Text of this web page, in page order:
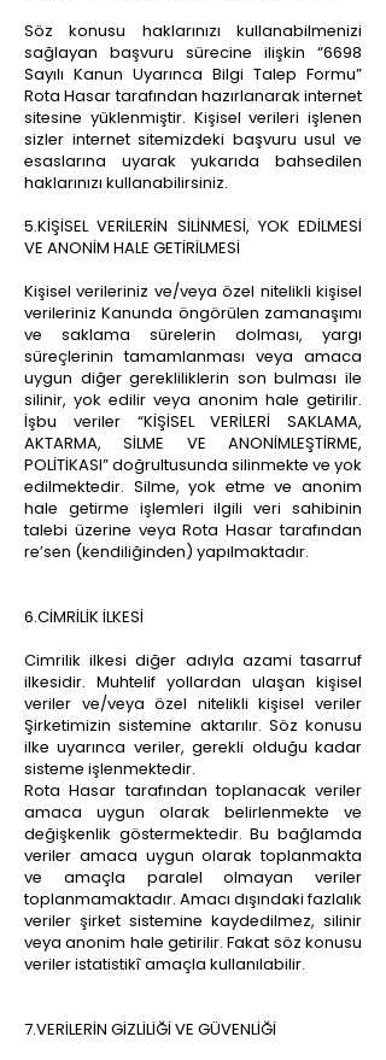
Söz konusu haklarınızı kullanabilmenizi
sağlayan başvuru sürecine ilişkin “6698
Sayılı Kanun Uyarınca Bilgi Talep Formu”
Rota Hasar tarafından hazırlanarak internet
sitesine yüklenmiştir. Kişisel verileri işlenen
sizler internet sitemizdeki başvuru usul ve
esaslarına uyarak yukarıda bahsedilen
haklarınızı kullanabilirsiniz.
5.KİŞİSEL VERİLERİN SİLİNMESİ, YOK EDİLMESİ
VE ANONİM HALE GETİRİLMESİ
Kişisel verileriniz ve/veya özel nitelikli kişisel
verileriniz Kanunda öngörülen zamanaşımı
ve saklama sürelerin dolması, yargı
süreçlerinin tamamlanması veya amaca
uygun diğer gerekliliklerin son bulması ile
silinir, yok edilir veya anonim hale getirilir.
İşbu veriler “KİŞİSEL VERİLERİ SAKLAMA,
AKTARMA, SİLME VE ANONİMLEŞTİRME,
POLİTİKASI” doğrultusunda silinmekte ve yok
edilmektedir. Silme, yok etme ve anonim
hale getirme işlemleri ilgili veri sahibinin
talebi üzerine veya Rota Hasar tarafından
re’sen (kendiliğinden) yapılmaktadır.
6.CİMRİLİK İLKESİ
Cimrilik ilkesi diğer adıyla azami tasarruf
ilkesidir. Muhtelif yollardan ulaşan kişisel
veriler ve/veya özel nitelikli kişisel veriler
Şirketimizin sistemine aktarılır. Söz konusu
ilke uyarınca veriler, gerekli olduğu kadar
sisteme işlenmektedir.
Rota Hasar tarafından toplanacak veriler
amaca uygun olarak belirlenmekte ve
değişkenlik göstermektedir. Bu bağlamda
veriler amaca uygun olarak toplanmakta
ve amaçla paralel olmayan veriler
toplanmamaktadır. Amacı dışındaki fazlalık
veriler şirket sistemine kaydedilmez, silinir
veya anonim hale getirilir. Fakat söz konusu
veriler istatistikî amaçla kullanılabilir.
7.VERİLERİN GİZLİLİĞİ VE GÜVENLİĞİ